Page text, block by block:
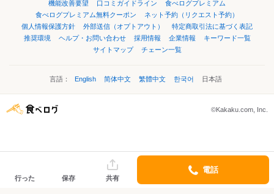
機能改善要望
口コミガイドライン
食べログプレミアム
食べログプレミアム無料クーポン
ネット予約（リクエスト予約）
個人情報保護方針
外部送信（オプトアウト）
特定商取引法に基づく表記
推奨環境
ヘルプ・お問い合わせ 採用情報 企業情報
キーワード一覧
サイトマップ
チェーン一覧
言語： English 简体中文 繁體中文 한국어 日本語
©Kakaku.com, Inc.
行った 保存 共有
電話